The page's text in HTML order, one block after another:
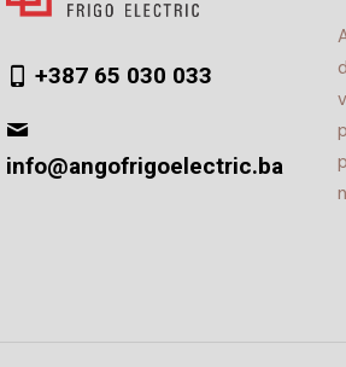
+387 65 030 033
info@angofrigoelectric.ba